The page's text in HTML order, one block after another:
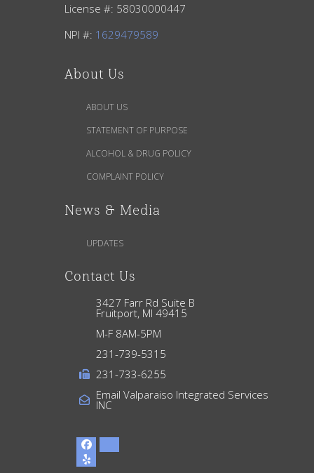
License #: 58030000447
NPI #: 1629479589
About Us
ABOUT US
STATEMENT OF PURPOSE
ALCOHOL & DRUG POLICY
COMPLAINT POLICY
News & Media
UPDATES
3427 Farr Rd Suite B
Fruitport, MI 49415
M-F 8AM-5PM
231-739-5315
231-733-6255
Email Valparaiso Integrated Services
INC